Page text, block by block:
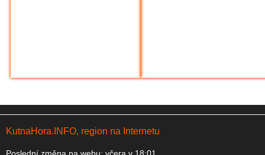
KutnaHora.INFO, region na Internetu